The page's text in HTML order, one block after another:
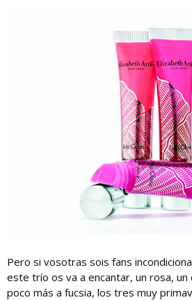
Pero si vosotras sois fans
este trío os va a encantar, un rosa,
poco más a fucsia, los tres muy